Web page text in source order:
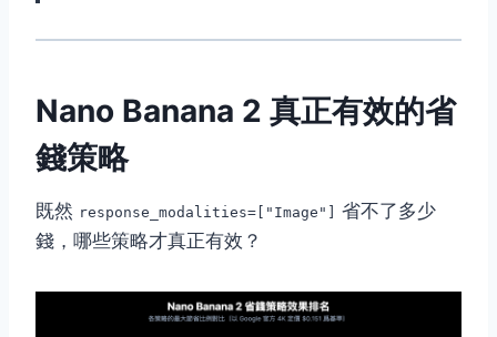
Nano Banana 2 真正有效的省
錢策略
既然 response_modalities=["Image"] 省不了多少
錢，哪些策略才真正有效？